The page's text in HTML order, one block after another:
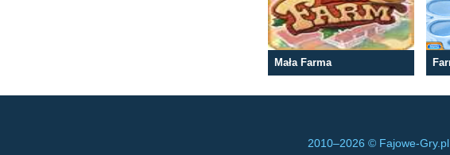
Mała Farma
2010–2026 © Fajowe-